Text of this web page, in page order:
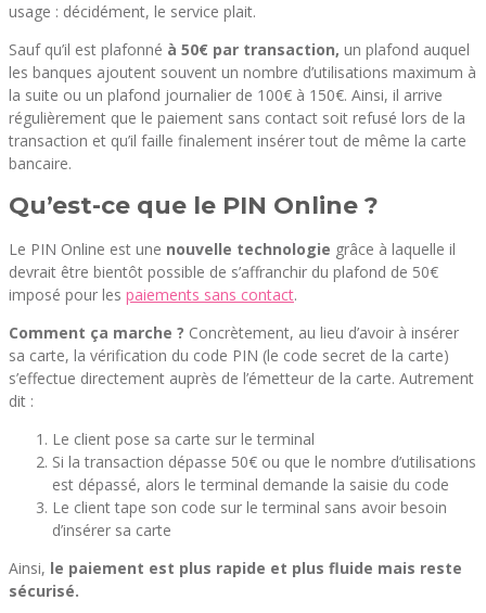
usage : décidément, le service plait.
Sauf qu’il est plafonné à 50€ par transaction, un plafond auquel
les banques ajoutent souvent un nombre d’utilisations maximum à
la suite ou un plafond journalier de 100€ à 150€. Ainsi, il arrive
régulièrement que le paiement sans contact soit refusé lors de la
transaction et qu’il faille finalement insérer tout de même la carte
bancaire.
Qu’est-ce que le PIN Online ?
Le PIN Online est une nouvelle technologie grâce à laquelle il
devrait être bientôt possible de s’affranchir du plafond de 50€
imposé pour les paiements sans contact.
Comment ça marche ? Concrètement, au lieu d’avoir à insérer
sa carte, la vérification du code PIN (le code secret de la carte)
s’effectue directement auprès de l’émetteur de la carte. Autrement
dit :
Le client pose sa carte sur le terminal
Si la transaction dépasse 50€ ou que le nombre d’utilisations
est dépassé, alors le terminal demande la saisie du code
Le client tape son code sur le terminal sans avoir besoin
d’insérer sa carte
Ainsi, le paiement est plus rapide et plus fluide mais reste
sécurisé.